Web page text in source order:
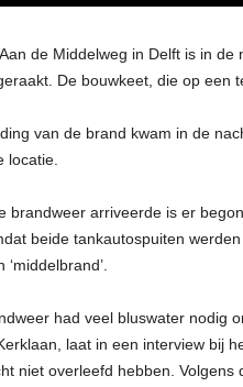
de Middelweg in Delft is in
De bouwkeet, die op een
van de brand kwam in de
locatie.
brandweer arriveerde is er
beide tankautospuiten
‘middelbrand’.
had veel bluswater nodig
laat in een interview bij
niet overleefd hebben.